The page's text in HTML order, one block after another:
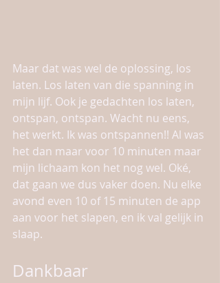
Maar dat was wel de oplossing, los
laten. Los laten van die spanning in
mijn lijf. Ook je gedachten los laten,
ontspan, ontspan. Wacht nu eens,
het werkt. Ik was ontspannen!! Al was
het dan maar voor 10 minuten maar
mijn lichaam kon het nog wel. Oké,
dat gaan we dus vaker doen. Nu elke
avond even 10 of 15 minuten de app
aan voor het slapen, en ik val gelijk in
slaap.
Dankbaar